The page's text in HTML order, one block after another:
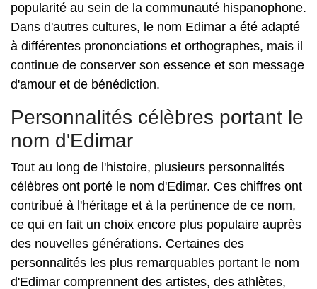
popularité au sein de la communauté hispanophone.
Dans d'autres cultures, le nom Edimar a été adapté
à différentes prononciations et orthographes, mais il
continue de conserver son essence et son message
d'amour et de bénédiction.
Personnalités célèbres portant le
nom d'Edimar
Tout au long de l'histoire, plusieurs personnalités
célèbres ont porté le nom d'Edimar. Ces chiffres ont
contribué à l'héritage et à la pertinence de ce nom,
ce qui en fait un choix encore plus populaire auprès
des nouvelles générations. Certaines des
personnalités les plus remarquables portant le nom
d'Edimar comprennent des artistes, des athlètes,